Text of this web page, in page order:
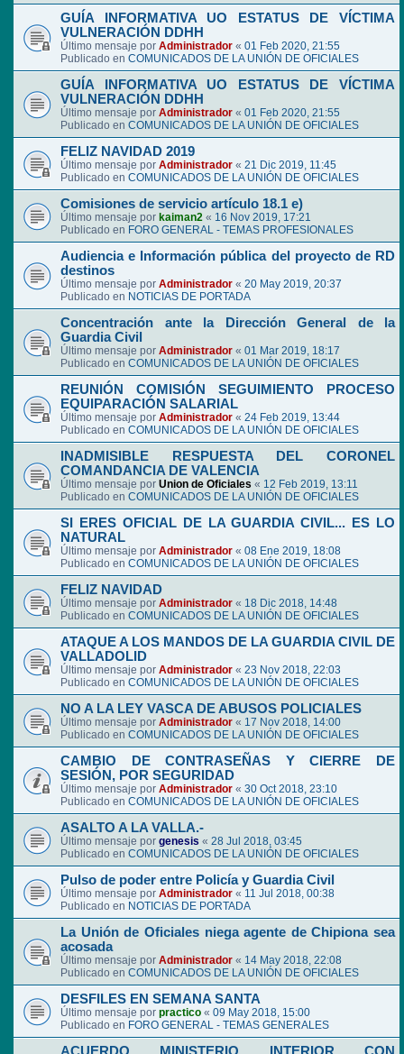
GUÍA INFORMATIVA UO ESTATUS DE VÍCTIMA
VULNERACIÓN DDHH
Último mensaje por Administrador « 01 Feb 2020, 21:55
Publicado en COMUNICADOS DE LA UNIÓN DE OFICIALES
GUÍA INFORMATIVA UO ESTATUS DE VÍCTIMA
VULNERACIÓN DDHH
Último mensaje por Administrador « 01 Feb 2020, 21:55
Publicado en COMUNICADOS DE LA UNIÓN DE OFICIALES
FELIZ NAVIDAD 2019
Último mensaje por Administrador « 21 Dic 2019, 11:45
Publicado en COMUNICADOS DE LA UNIÓN DE OFICIALES
Comisiones de servicio artículo 18.1 e)
Último mensaje por kaiman2 « 16 Nov 2019, 17:21
Publicado en FORO GENERAL - TEMAS PROFESIONALES
Audiencia e Información pública del proyecto de RD
destinos
Último mensaje por Administrador « 20 May 2019, 20:37
Publicado en NOTICIAS DE PORTADA
Concentración ante la Dirección General de la
Guardia Civil
Último mensaje por Administrador « 01 Mar 2019, 18:17
Publicado en COMUNICADOS DE LA UNIÓN DE OFICIALES
REUNIÓN COMISIÓN SEGUIMIENTO PROCESO
EQUIPARACIÓN SALARIAL
Último mensaje por Administrador « 24 Feb 2019, 13:44
Publicado en COMUNICADOS DE LA UNIÓN DE OFICIALES
INADMISIBLE RESPUESTA DEL CORONEL
COMANDANCIA DE VALENCIA
Último mensaje por Union de Oficiales « 12 Feb 2019, 13:11
Publicado en COMUNICADOS DE LA UNIÓN DE OFICIALES
SI ERES OFICIAL DE LA GUARDIA CIVIL... ES LO
NATURAL
Último mensaje por Administrador « 08 Ene 2019, 18:08
Publicado en COMUNICADOS DE LA UNIÓN DE OFICIALES
FELIZ NAVIDAD
Último mensaje por Administrador « 18 Dic 2018, 14:48
Publicado en COMUNICADOS DE LA UNIÓN DE OFICIALES
ATAQUE A LOS MANDOS DE LA GUARDIA CIVIL DE
VALLADOLID
Último mensaje por Administrador « 23 Nov 2018, 22:03
Publicado en COMUNICADOS DE LA UNIÓN DE OFICIALES
NO A LA LEY VASCA DE ABUSOS POLICIALES
Último mensaje por Administrador « 17 Nov 2018, 14:00
Publicado en COMUNICADOS DE LA UNIÓN DE OFICIALES
CAMBIO DE CONTRASEÑAS Y CIERRE DE
SESIÓN, POR SEGURIDAD
Último mensaje por Administrador « 30 Oct 2018, 23:10
Publicado en COMUNICADOS DE LA UNIÓN DE OFICIALES
ASALTO A LA VALLA.-
Último mensaje por genesis « 28 Jul 2018, 03:45
Publicado en COMUNICADOS DE LA UNIÓN DE OFICIALES
Pulso de poder entre Policía y Guardia Civil
Último mensaje por Administrador « 11 Jul 2018, 00:38
Publicado en NOTICIAS DE PORTADA
La Unión de Oficiales niega agente de Chipiona sea
acosada
Último mensaje por Administrador « 14 May 2018, 22:08
Publicado en COMUNICADOS DE LA UNIÓN DE OFICIALES
DESFILES EN SEMANA SANTA
Último mensaje por practico « 09 May 2018, 15:00
Publicado en FORO GENERAL - TEMAS GENERALES